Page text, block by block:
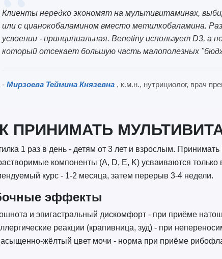
Клиенты нередко экономят на мультивитаминах,
или с цианокобаламином вместо метилкобаламина.
усвоении - принципиальная. Benetiny использует D3, а
который отсекает большую часть малополезных
-Мирзоева Теймина Князевна , к.м.н., нутрициолог, врач
ПРИНИМАТЬ
1 раз в день - детям от 3 лет и взрослым.
компоненты (A, D, E, K) усваиваются
курс - 1-2 месяца, затем перерыв 3-4 недели.
эффекты
и эпигастральный дискомфорт - при приёме
реакции (крапивница, зуд) - при
жёлтый цвет мочи - норма при приёме